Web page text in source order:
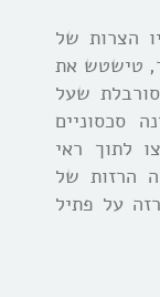
הצרות של
טישטש את
שעל
סכסוניים
לתוך ראי
הרזות של
על פתיל